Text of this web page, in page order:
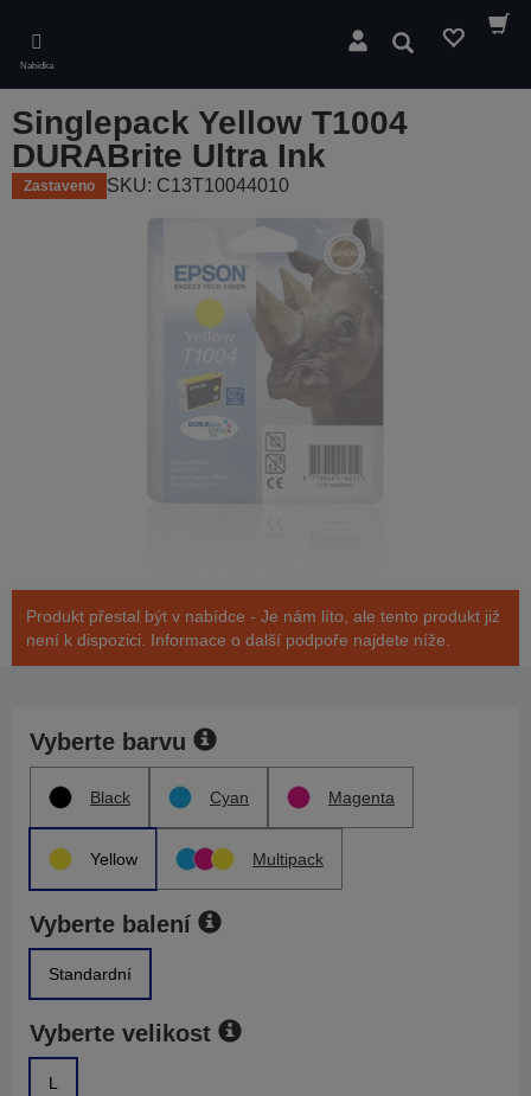
main
content
Nabídka
Hledat
Singlepack Yellow T1004
DURABrite Ultra Ink
Zastaveno SKU: C13T10044010
Produkt přestal být v nabídce - Je nám líto, ale tento produkt již
není k dispozici. Informace o další podpoře najdete níže.
Vyberte barvu
Black Cyan Magenta
Yellow Multipack
Vyberte balení
Standardní
Vyberte velikost
L